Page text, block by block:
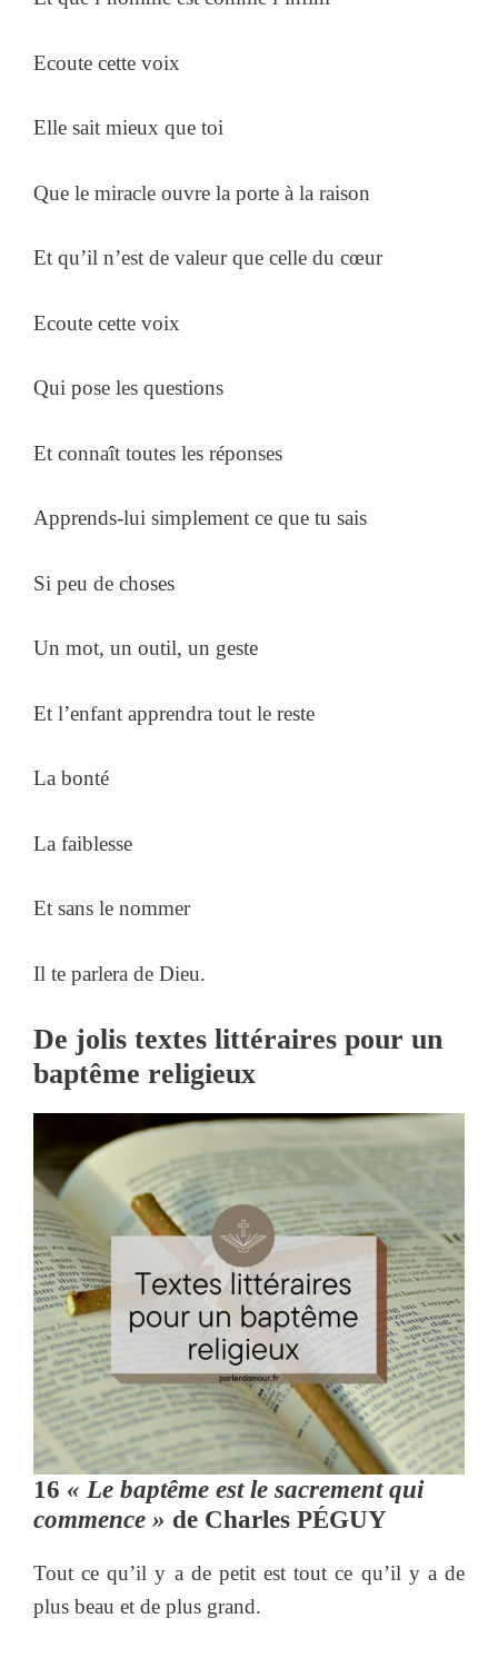
Ecoute cette voix
Elle sait mieux que toi
Que le miracle ouvre la porte à la raison
Et qu’il n’est de valeur que celle du cœur
Ecoute cette voix
Qui pose les questions
Et connaît toutes les réponses
Apprends-lui simplement ce que tu sais
Si peu de choses
Un mot, un outil, un geste
Et l’enfant apprendra tout le reste
La bonté
La faiblesse
Et sans le nommer
Il te parlera de Dieu.
De jolis textes littéraires pour un
baptême religieux
16 « Le baptême est le sacrement qui
commence » de Charles PÉGUY
Tout ce qu’il y a de petit est tout ce qu’il y a de
plus beau et de plus grand.